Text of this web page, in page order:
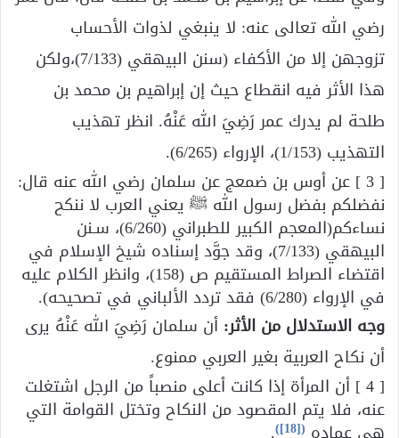
رضي الله تعالى عنه: لا ينبغي لذوات الأحساب
تزوجهن إلا من الأكفاء (سنن البيهقي (7/133)،ولكن
هذا الأثر فيه انقطاع حيث إن إبراهيم بن محمد بن
طلحة لم يدرك عمر رَضِيَ الله عَنْهُ. انظر تهذيب
التهذيب (1/153)، الإرواء (6/265).
[ 3 ] عن أوس بن ضمعج عن سلمان رضي الله عنه قال:
نفضلكم بفضل رسول الله ﷺ يعني العرب لا ننكح
نساءكم(المعجم الكبير للطبراني (6/260)، سـنن
البيهقي (7/133)، وقد جوَّد إسناده شيخ الإسلام في
اقتضاء الصراط المستقيم ص (158)، وانظر الكلام عليه
في الإرواء (6/280) فقد تردد الألباني في تصحيحه).
وجه الاستدلال من الأثر: أن سلمان رَضِيَ الله عَنْهُ يرى
أن نكاح العربية بغير العربي ممنوع.
[ 4 ] أن المرأة إذا كانت أعلى منصباً من الرجل اشتغلت
عنه، فلا يتم المقصود من النكاح وتختل القوامة التي
(
[18]
)